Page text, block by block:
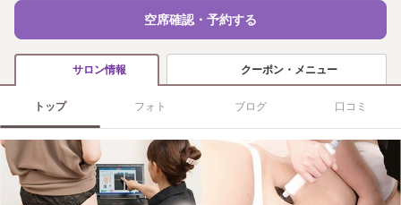
空席確認・予約する
サロン情報 クーポン・メニュー
トップ フォト ブログ 口コミ